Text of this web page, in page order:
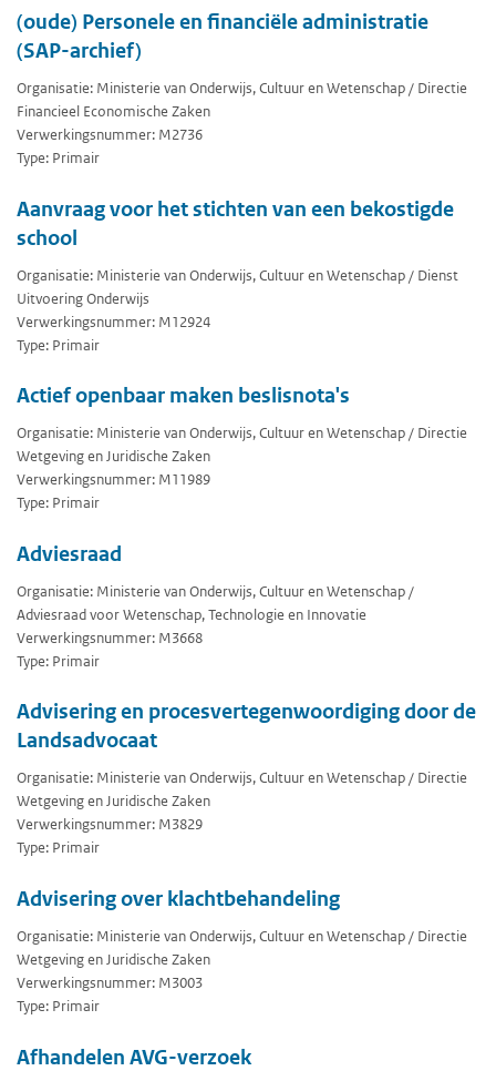
(oude) Personele en financiële administratie
(SAP-archief)
Organisatie: Ministerie van Onderwijs, Cultuur en Wetenschap / Directie
Financieel Economische Zaken
Verwerkingsnummer: M2736
Type: Primair
Aanvraag voor het stichten van een bekostigde
school
Organisatie: Ministerie van Onderwijs, Cultuur en Wetenschap / Dienst
Uitvoering Onderwijs
Verwerkingsnummer: M12924
Type: Primair
Actief openbaar maken beslisnota's
Organisatie: Ministerie van Onderwijs, Cultuur en Wetenschap / Directie
Wetgeving en Juridische Zaken
Verwerkingsnummer: M11989
Type: Primair
Adviesraad
Organisatie: Ministerie van Onderwijs, Cultuur en Wetenschap /
Adviesraad voor Wetenschap, Technologie en Innovatie
Verwerkingsnummer: M3668
Type: Primair
Advisering en procesvertegenwoordiging door de
Landsadvocaat
Organisatie: Ministerie van Onderwijs, Cultuur en Wetenschap / Directie
Wetgeving en Juridische Zaken
Verwerkingsnummer: M3829
Type: Primair
Advisering over klachtbehandeling
Organisatie: Ministerie van Onderwijs, Cultuur en Wetenschap / Directie
Wetgeving en Juridische Zaken
Verwerkingsnummer: M3003
Type: Primair
Afhandelen AVG-verzoek